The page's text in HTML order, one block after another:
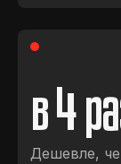
в4
Дешевле,